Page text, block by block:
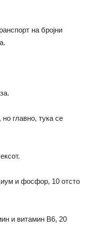
на бројни
главно, тука се
и фосфор, 10 отсто
и витамин B6, 20